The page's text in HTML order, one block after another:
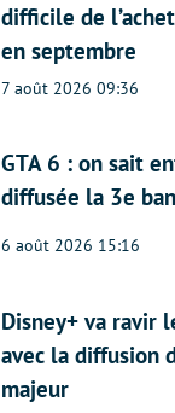
difficile de
en septembre
7 août 2026 09:36
GTA 6 : on sait
diffusée la 3e
6 août 2026 15:16
Disney+ va ravir
avec la diffusion
majeur